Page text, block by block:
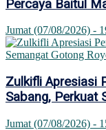
Percaya Baitul
Jumat (07/08/2026) -
Zulkifli Apresiasi
Sabang, Perkuat
Jumat (07/08/2026) -